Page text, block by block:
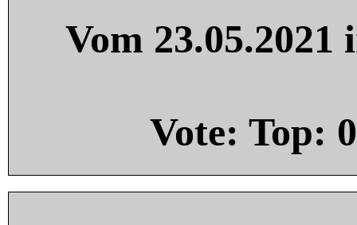
Vom
Vote: Top: 0